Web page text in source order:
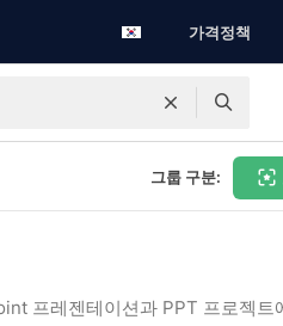
가격정책
그룹 구분:
프레젠테이션과 PPT 프로젝트